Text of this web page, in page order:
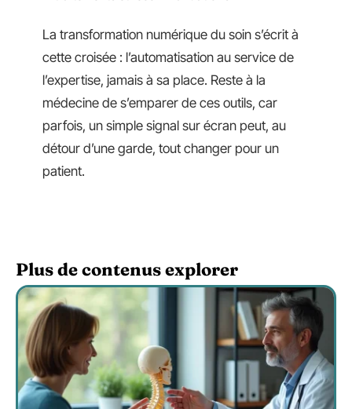
La transformation numérique du soin s’écrit à
cette croisée : l’automatisation au service de
l’expertise, jamais à sa place. Reste à la
médecine de s’emparer de ces outils, car
parfois, un simple signal sur écran peut, au
détour d’une garde, tout changer pour un
patient.
Plus de contenus explorer